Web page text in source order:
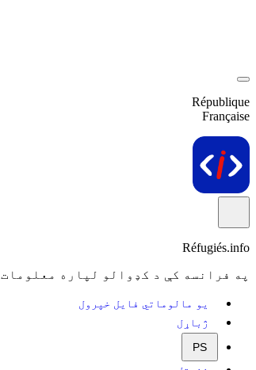
République
Française
Réfugiés.info
په فرانسه کې د کډوالو لپاره معلومات
یو مالوماتي فایل خپرول
ژباړل
PS